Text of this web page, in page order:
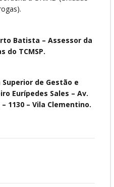
Batista – Assessor da
do TCMSP.
de Gestão e
Eurípedes Sales – Av.
1130 – Vila Clementino.